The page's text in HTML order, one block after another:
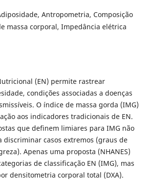
Antropometria, Composição
massa corporal, Impedância elétrica
(EN) permite rastrear
condições associadas a doenças
O índice de massa gorda (IMG)
aos indicadores tradicionais de EN.
que definem limiares para IMG não
discriminar casos extremos (graus de
Apenas uma proposta (NHANES)
de classificação EN (IMG), mas
densitometria corporal total (DXA).